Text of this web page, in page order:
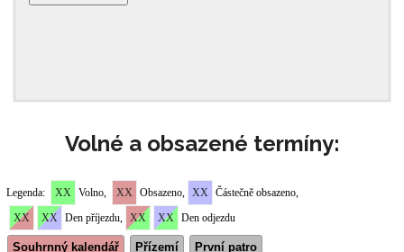
Volné a obsazené termíny: